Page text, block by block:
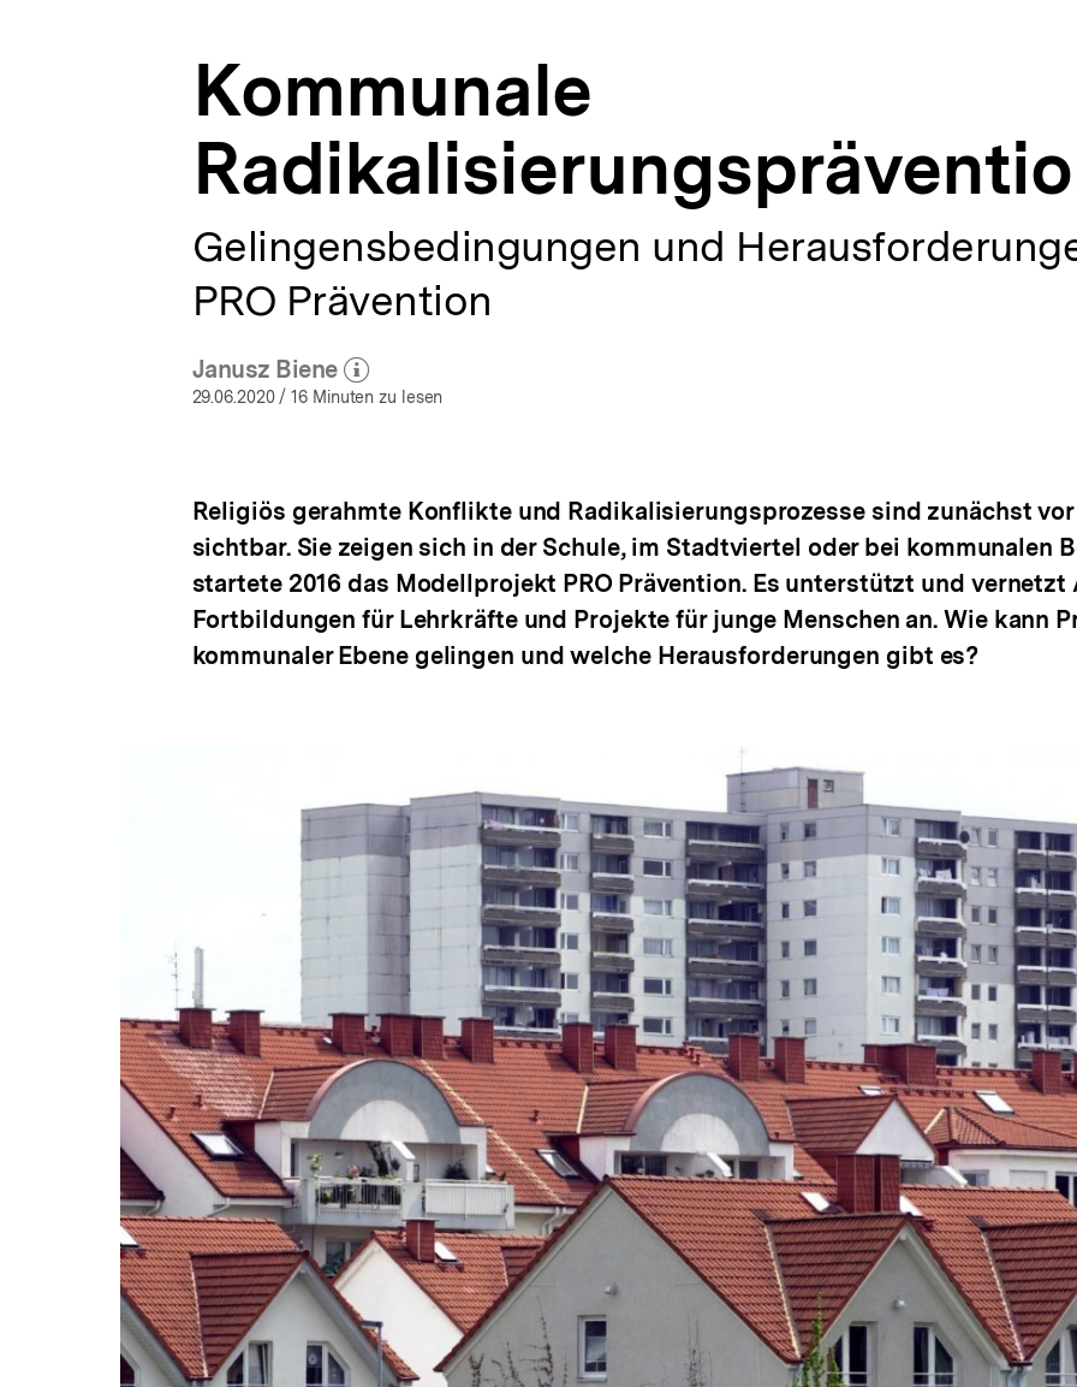
Kommunale
Gelingensbedingungen und
PRO Prävention
Janusz Biene
(Mehr zum Autor)
öffnen
29.06.2020/ 16 Minuten zu lesen
Religiös gerahmte Konflikte und Radikalisierungsprozesse sind zunächst
sichtbar. Sie zeigen sich in der Schule, im Stadtviertel oder bei kommunalen
startete 2016 das Modellprojekt PRO Prävention. Es unterstützt und
Fortbildungen für Lehrkräfte und Projekte für junge Menschen an. Wie kann
kommunaler Ebene gelingen und welche Herausforderungen gibt es?